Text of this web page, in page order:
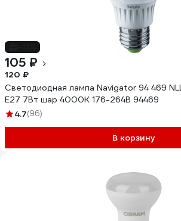
105 ₽
120 ₽
Светодиодная лампа Navigator 94 469
E27 7Вт шар 4000К 176-264В 94469
4.7(96)
В корзину